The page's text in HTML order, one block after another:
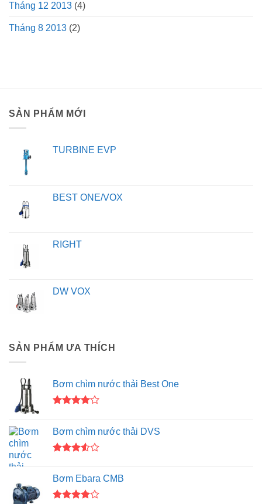
Tháng 12 2013 (4)
Tháng 8 2013 (2)
SẢN PHẨM MỚI
TURBINE EVP
BEST ONE/VOX
RIGHT
DW VOX
SẢN PHẨM ƯA THÍCH
Bơm chìm nước thải Best One
4.005
sao
Bơm chìm nước thải DVS
hạng
3.50
5
sao
Bơm Ebara CMB